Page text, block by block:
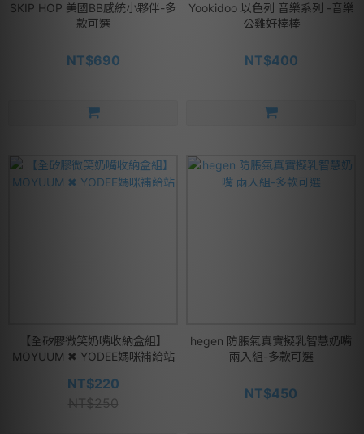
SKIP HOP 美國BB感統小夥伴-多
款可選
NT$690
Yookidoo 以色列 音樂系列 -音樂
公雞好棒棒
NT$400
【全矽膠微笑奶嘴收納盒組】
MOYUUM ✖ YODEE媽咪補給站
NT$220
NT$250
hegen 防脹氣真實擬乳智慧奶嘴
兩入組-多款可選
NT$450